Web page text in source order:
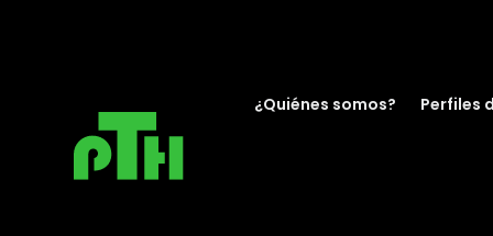
¿Quiénes somos? Perfiles